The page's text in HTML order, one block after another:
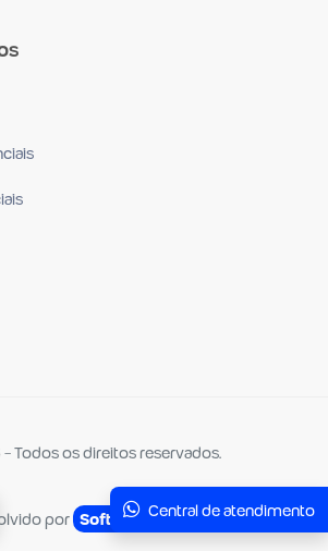
Central de atendimento
Todos os direitos reservados.
por Software Criativo